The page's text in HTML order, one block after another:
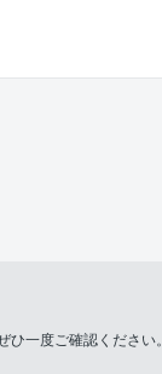
一度ご確認ください。